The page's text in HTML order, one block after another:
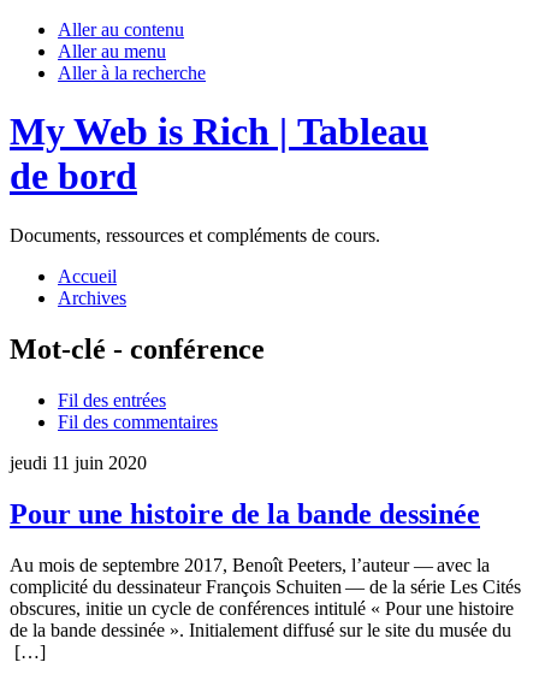
Aller au contenu
Aller au menu
Aller à la recherche
My Web is Rich | Tableau
de bord
Documents, ressources et compléments de cours.
Accueil
Archives
Mot-clé - conférence
Fil des entrées
Fil des commentaires
jeudi 11 juin 2020
Pour une histoire de la bande dessinée
Au mois de septembre 2017, Benoît Peeters, l’auteur — avec la
complicité du dessinateur François Schuiten — de la série Les Cités
obscures, initie un cycle de conférences intitulé « Pour une histoire
de la bande dessinée ». Initialement diffusé sur le site du musée du
[…]